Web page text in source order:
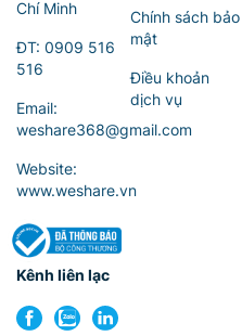
Chí Minh
ĐT: 0909 516
516
Email:
weshare368@gmail.com
Website:
www.weshare.vn
Chính sách bảo
mật
Điều khoản
dịch vụ
Kênh liên lạc